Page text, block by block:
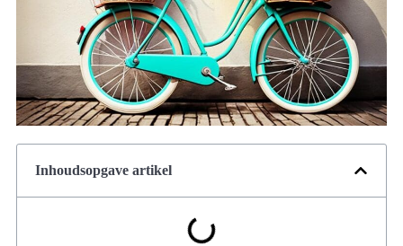
Inhoudsopgave artikel